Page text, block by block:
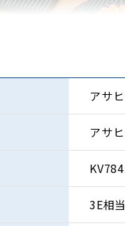
アサ
アサ
3E相当